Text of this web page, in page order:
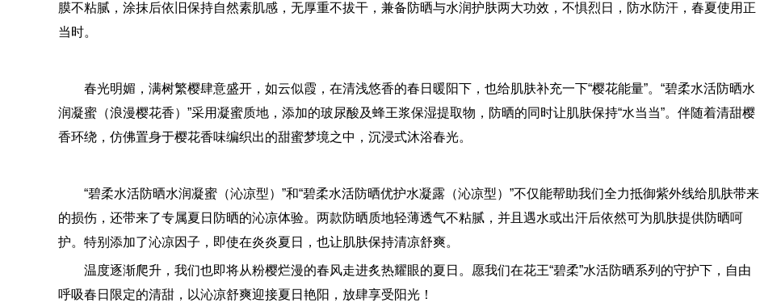
膜不粘腻，涂抹后依旧保持自然素肌感，无厚重不拔干，兼备防晒与水润护肤两大功效，不惧烈日，防水防汗，春夏使用正
当时。
春光明媚，满树繁樱肆意盛开，如云似霞，在清浅悠香的春日暖阳下，也给肌肤补充一下“樱花能量”。“碧柔水活防晒水
润凝蜜（浪漫樱花香）”采用凝蜜质地，添加的玻尿酸及蜂王浆保湿提取物，防晒的同时让肌肤保持“水当当”。伴随着清甜樱
香环绕，仿佛置身于樱花香味编织出的甜蜜梦境之中，沉浸式沐浴春光。
“碧柔水活防晒水润凝蜜（沁凉型）”和“碧柔水活防晒优护水凝露（沁凉型）”不仅能帮助我们全力抵御紫外线给肌肤带来
的损伤，还带来了专属夏日防晒的沁凉体验。两款防晒质地轻薄透气不粘腻，并且遇水或出汗后依然可为肌肤提供防晒呵
护。特别添加了沁凉因子，即使在炎炎夏日，也让肌肤保持清凉舒爽。
温度逐渐爬升，我们也即将从粉樱烂漫的春风走进炙热耀眼的夏日。愿我们在花王“碧柔”水活防晒系列的守护下，自由
呼吸春日限定的清甜，以沁凉舒爽迎接夏日艳阳，放肆享受阳光！